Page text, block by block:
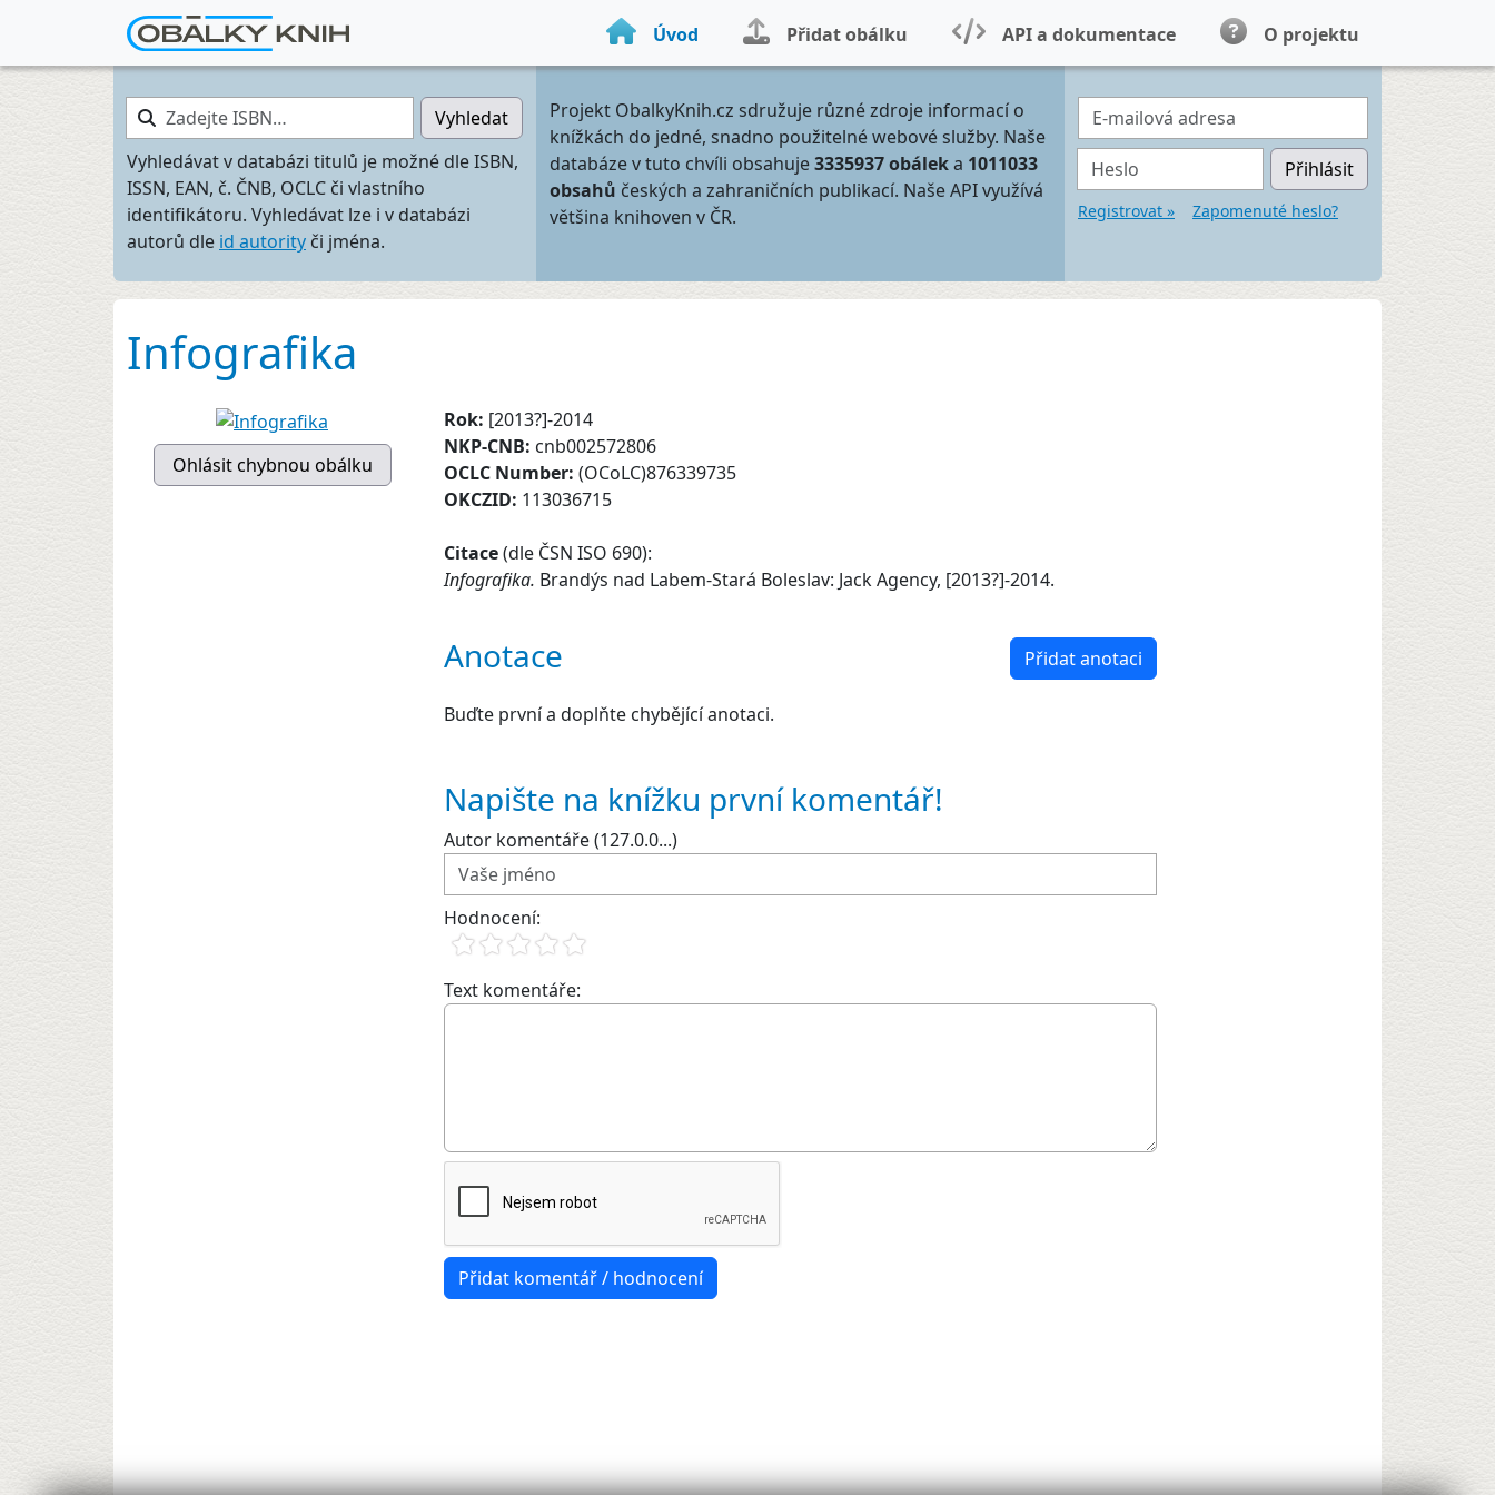
Úvod Přidat obálku API a dokumentace O projektu
Zadejte ISBN…
Vyhledat
Vyhledávat v databázi titulů je možné dle ISBN,
ISSN, EAN, č. ČNB, OCLC či vlastního
identifikátoru. Vyhledávat lze i v databázi
autorů dle id autority či jména.
Projekt ObalkyKnih.cz sdružuje různé zdroje informací o
knížkách do jedné, snadno použitelné webové služby. Naše
databáze v tuto chvíli obsahuje3335937 obáleka 1011033
obsahů českých a zahraničních publikací. Naše API využívá
většina knihoven v ČR.
E-mailová adresa
Heslo Přihlásit
Registrovat » Zapomenuté heslo?
Infografika
Rok: [2013?]-2014
NKP-CNB: cnb002572806
OCLC Number: (OCoLC)876339735
OKCZID: 113036715
Citace(dle ČSN ISO 690):
Infografika. Brandýs nad Labem-Stará Boleslav: Jack Agency, [2013?]-2014.
Anotace Přidat anotaci
Buďte první a doplňte chybějící anotaci.
Napište na knížku první komentář!
Autor komentáře (127.0.0...)
Hodnocení:
Text komentáře: